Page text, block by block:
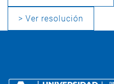
> Ver resolución